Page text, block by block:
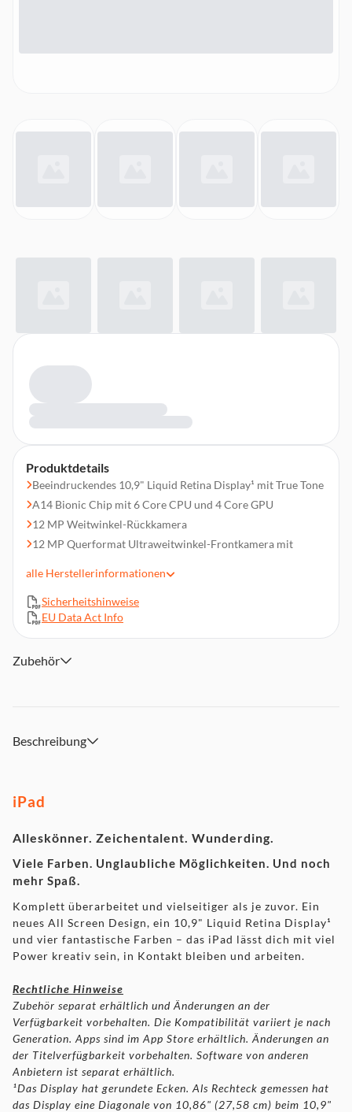
Produktdetails
Beeindruckendes 10,9" Liquid Retina Display¹ mit True Tone
A14 Bionic Chip mit 6 Core CPU und 4 Core GPU
12 MP Weitwinkel-Rückkamera
12 MP Querformat Ultraweitwinkel-Frontkamera mit
Touch ID für sicheres Authentifizieren und Apple Pay
WLAN 6
USB C Anschluss zum Aufladen und für Zubehör
Mach mehr mit Batterie für den ganzen Tag³
Kompatibel mit Apple Pencil (1. Generation)(4) und Magic
alle Herstellerinformationen
Sicherheitshinweise
EU Data Act Info
Zubehör
Beschreibung
iPad
Alleskönner. Zeichentalent. Wunderding.
Viele Farben. Unglaubliche Möglichkeiten. Und noch
mehr Spaß.
Komplett überarbeitet und vielseitiger als je zuvor. Ein
neues All Screen Design, ein 10,9" Liquid Retina Display¹
und vier fantastische Farben – das iPad lässt dich mit viel
Power kreativ sein, in Kontakt bleiben und arbeiten.
Rechtliche Hinweise
Zubehör separat erhältlich und Änderungen an der
Verfügbarkeit vorbehalten. Die Kompatibilität variiert je nach
Generation. Apps sind im App Store erhältlich. Änderungen an
der Titelverfügbarkeit vorbehalten. Software von anderen
Anbietern ist separat erhältlich.
¹Das Display hat gerundete Ecken. Als Rechteck gemessen hat
das Display eine Diagonale von 10,86" (27,58 cm) beim 10,9"